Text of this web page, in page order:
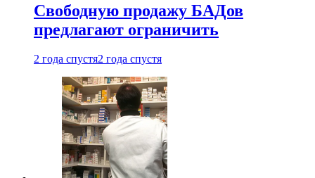
Свободную продажу БАДов
предлагают ограничить
2 года спустя2 года спустя